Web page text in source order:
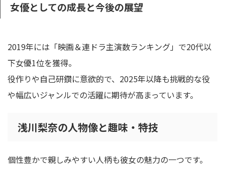
女優としての成長と今後の展望
2019年には「映画＆連ドラ主演数ランキング」で20代以
下女優1位を獲得。
役作りや自己研鑽に意欲的で、2025年以降も挑戦的な役
や幅広いジャンルでの活躍に期待が高まっています。
浅川梨奈の人物像と趣味・特技
個性豊かで親しみやすい人柄も彼女の魅力の一つです。